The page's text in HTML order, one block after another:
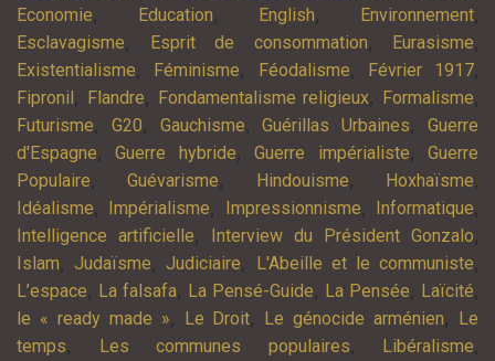
Economie, Education, English, Environnement,
Esclavagisme, Esprit de consommation, Eurasisme,
Existentialisme, Féminisme, Féodalisme, Février 1917,
Fipronil, Flandre, Fondamentalisme religieux, Formalisme,
Futurisme, G20, Gauchisme,Guérillas Urbaines,Guerre
d'Espagne,Guerre hybride,Guerre impérialiste,Guerre
Populaire,Guévarisme, Hindouisme, Hoxhaïsme,
Idéalisme, Impérialisme, Impressionnisme, Informatique,
Intelligence artificielle, Interview du Président Gonzalo,
Islam, Judaïsme, Judiciaire, L'Abeille et le communiste,
L’espace, La falsafa, La Pensé-Guide, La Pensée, Laïcité,
le « ready made », Le Droit, Le génocide arménien, Le
temps, Les communes populaires, Libéralisme,